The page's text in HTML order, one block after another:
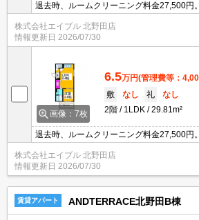
退去時、ルームクリーニング料金27,500円。
株式会社エイブル 北野田店
情報更新日 2026/07/30
画像：7枚
6.5万円(管理費等：
敷
なし 礼
なし
2階
1LDK 29.81m²
退去時、ルームクリーニング料金27,500円。
株式会社エイブル 北野田店
情報更新日 2026/07/30
賃貸アパート ANDTERRACE北野田B棟